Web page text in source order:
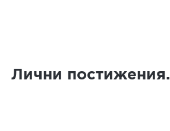
Лични постижения.